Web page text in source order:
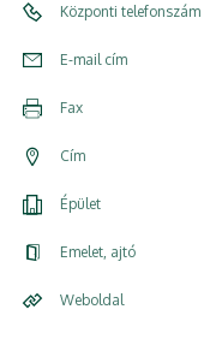
Központi telefonszám
E-mail cím
Fax
Cím
Épület
Emelet, ajtó
Weboldal